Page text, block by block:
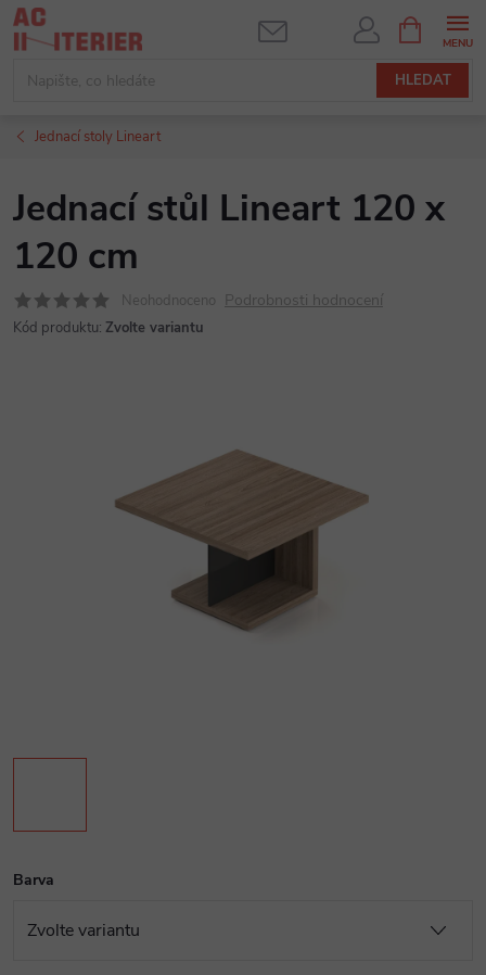
Přejít
na
HLEDAT
NÁKUPNÍ
KOŠÍK
Jednací stoly Lineart
Jednací stůl Lineart 120 x
120 cm
Neohodnoceno Podrobnosti hodnocení
Kód produktu: Zvolte variantu
Barva